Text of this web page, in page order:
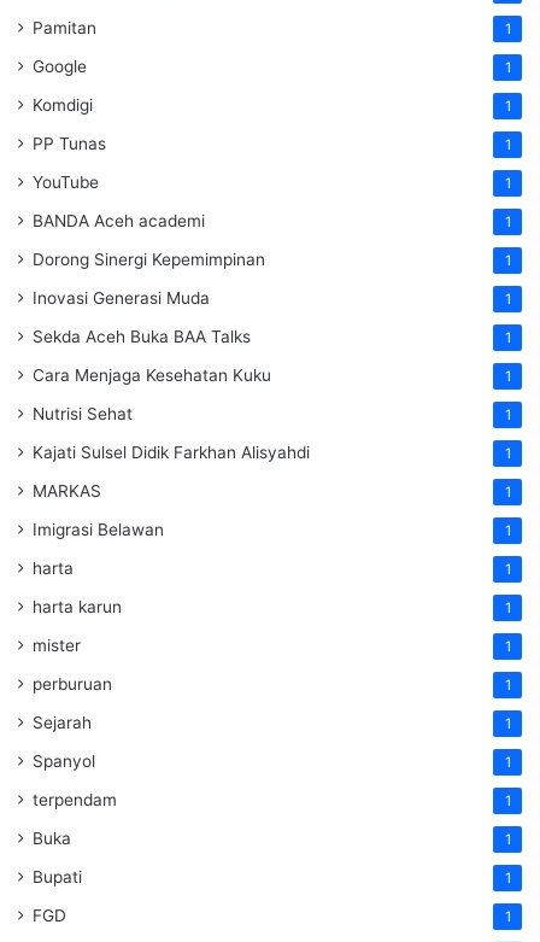
Pamitan 1
Google 1
Komdigi 1
PP Tunas 1
YouTube 1
BANDA Aceh academi 1
Dorong Sinergi Kepemimpinan 1
Inovasi Generasi Muda 1
Sekda Aceh Buka BAA Talks 1
Cara Menjaga Kesehatan Kuku 1
Nutrisi Sehat 1
Kajati Sulsel Didik Farkhan Alisyahdi 1
MARKAS 1
Imigrasi Belawan 1
harta 1
harta karun 1
mister 1
perburuan 1
Sejarah 1
Spanyol 1
terpendam 1
Buka 1
Bupati 1
FGD 1